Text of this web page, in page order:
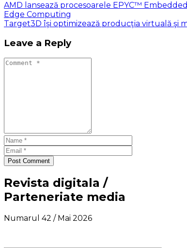
AMD lansează procesoarele EPYC™
Edge Computing
Target3D îşi optimizează producţia virtuală şi
Leave a Reply
Post Comment
Revista digitala /
Parteneriate media
Numarul 42 / Mai 2026